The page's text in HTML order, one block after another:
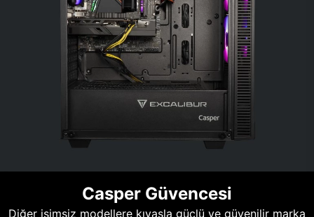
Casper Güvencesi
Diğer isimsiz modellere kıyasla güçlü ve güvenilir marka